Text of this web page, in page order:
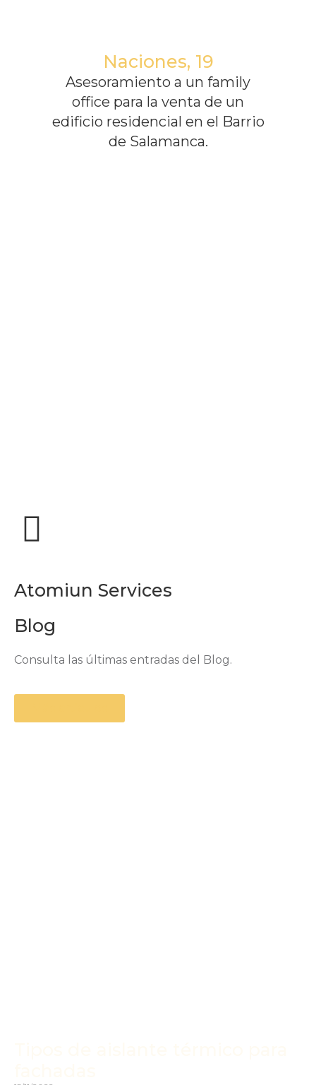
Naciones, 19
Asesoramiento a un family
office para la venta de un
edificio residencial en el Barrio
de Salamanca.
Atomiun Services
Blog
Consulta las últimas entradas del Blog.